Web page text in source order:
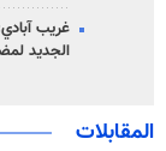
غريب
الجديد
المقابلات